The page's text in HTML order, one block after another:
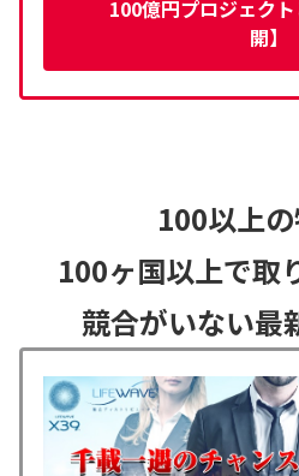
100億円プロジェク
開】
100以上の
100ヶ国以上で取
競合がいない最